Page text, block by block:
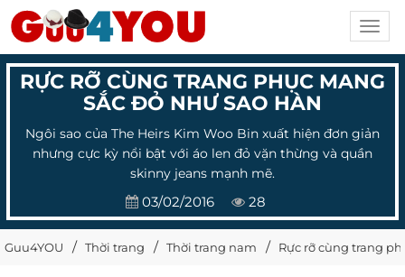
RỰC RỠ CÙNG TRANG PHỤC MANG
SẮC ĐỎ NHƯ SAO HÀN
Ngôi sao của The Heirs Kim Woo Bin xuất hiện đơn giản
nhưng cực kỳ nổi bật với áo len đỏ vặn thừng và quần
skinny jeans mạnh mẽ.
03/02/2016 28
Guu4YOU Thời trang Thời trang nam Rực rỡ cùng trang